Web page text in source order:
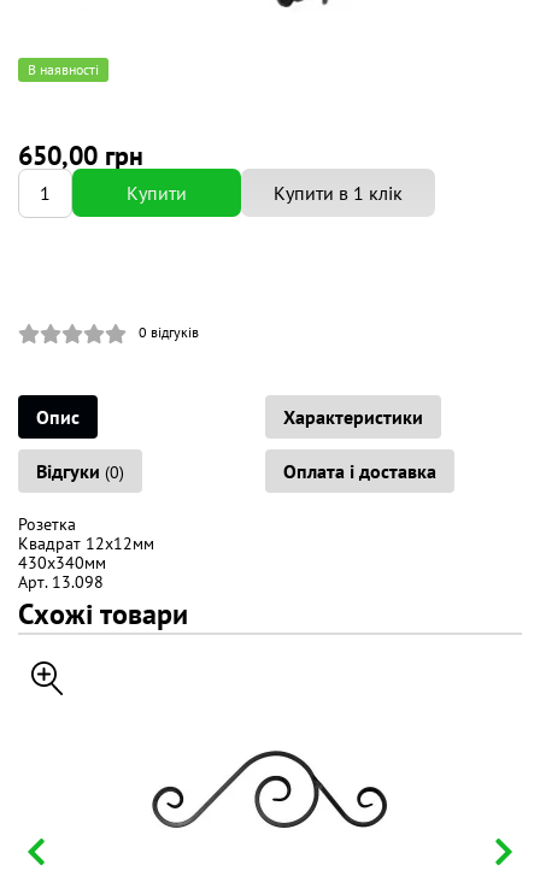
В наявності
650,00 грн
Купити Купити в 1 клік
0 відгуків
Опис Характеристики
Відгуки (0) Оплата і доставка
Розетка
Квадрат 12х12мм
430х340мм
Арт. 13.098
Схожі товари